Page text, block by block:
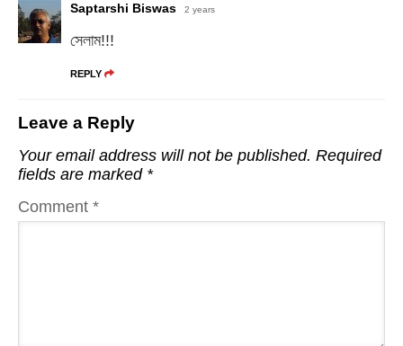
Saptarshi Biswas 2 years
সেলাম!!!
REPLY
Leave a Reply
Your email address will not be published. Required
fields are marked *
Comment *